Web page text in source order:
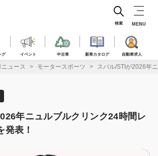
グ イベント 中古車 新車カタログ 自動車求人
検索 MENU
ュース モータースポーツ スバル/STIが2026年
年ニュルブルクリンク24時間レ
発表！